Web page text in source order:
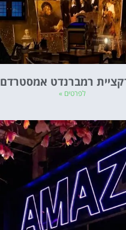
רמברנדט אמסטרדם
לפרטים »